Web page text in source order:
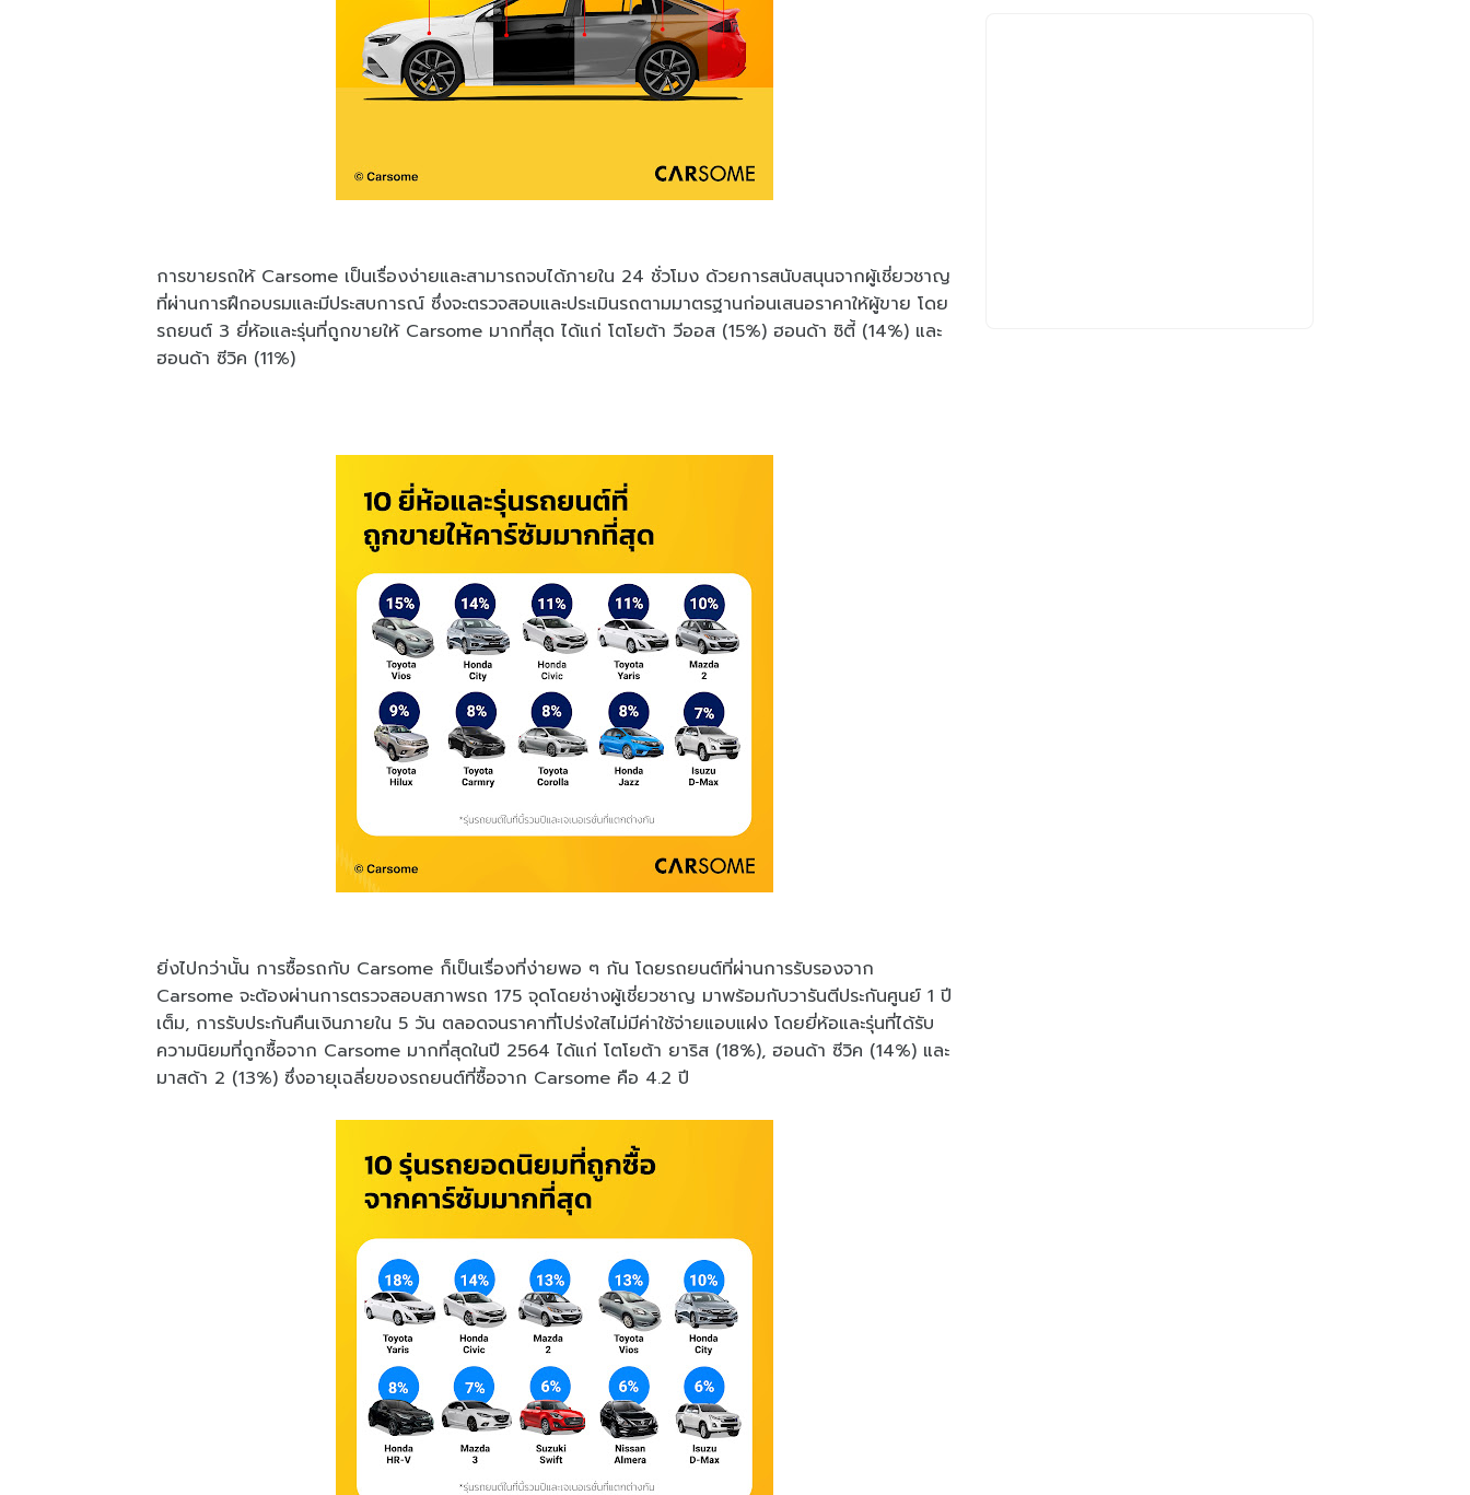
การขายรถให้ Carsome เป็นเรื่องง่ายและสามารถจบได้ภายใน 24 ชั่วโมง ด้วยการสนับสนุนจากผู้เชี่ยวชาญ
ที่ผ่านการฝึกอบรมและมีประสบการณ์ ซึ่งจะตรวจสอบและประเมินรถตามมาตรฐานก่อนเสนอราคาให้ผู้ขาย โดย
รถยนต์ 3 ยี่ห้อและรุ่นที่ถูกขายให้ Carsome มากที่สุด ได้แก่ โตโยต้า วีออส (15%) ฮอนด้า ซิตี้ (14%) และ
ฮอนด้า ซีวิค (11%)
ยิ่งไปกว่านั้น การซื้อรถกับ Carsome ก็เป็นเรื่องที่ง่ายพอ ๆ กัน โดยรถยนต์ที่ผ่านการรับรองจาก
Carsome จะต้องผ่านการตรวจสอบสภาพรถ 175 จุดโดยช่างผู้เชี่ยวชาญ มาพร้อมกับวารันตีประกันศูนย์ 1 ปี
เต็ม, การรับประกันคืนเงินภายใน 5 วัน ตลอดจนราคาที่โปร่งใสไม่มีค่าใช้จ่ายแอบแฝง โดยยี่ห้อและรุ่นที่ได้รับ
ความนิยมที่ถูกซื้อจาก Carsome มากที่สุดในปี 2564 ได้แก่ โตโยต้า ยาริส (18%), ฮอนด้า ซีวิค (14%) และ
มาสด้า 2 (13%) ซึ่งอายุเฉลี่ยของรถยนต์ที่ซื้อจาก Carsome คือ 4.2 ปี